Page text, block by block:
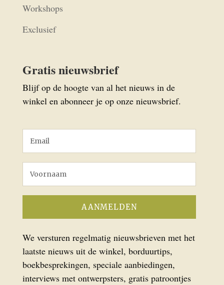
Workshops
Exclusief
Gratis nieuwsbrief
Blijf op de hoogte van al het nieuws in de
winkel en abonneer je op onze nieuwsbrief.
We versturen regelmatig nieuwsbrieven met het
laatste nieuws uit de winkel, borduurtips,
boekbesprekingen, speciale aanbiedingen,
interviews met ontwerpsters, gratis patroontjes